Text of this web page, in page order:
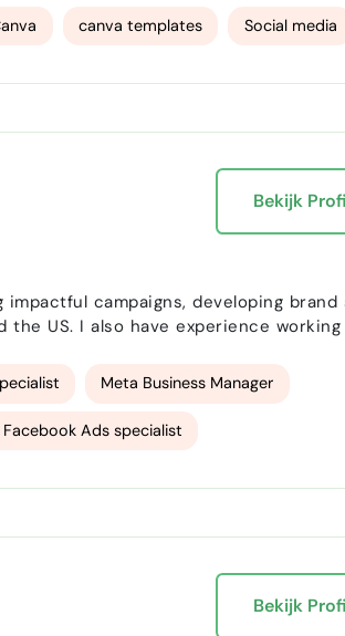
canva templates Social media
campaigns, developing brand
US. I also have experience
Meta Business Manager
Facebook Ads specialist
Project Management
B2C
Bekijk
Bekijk